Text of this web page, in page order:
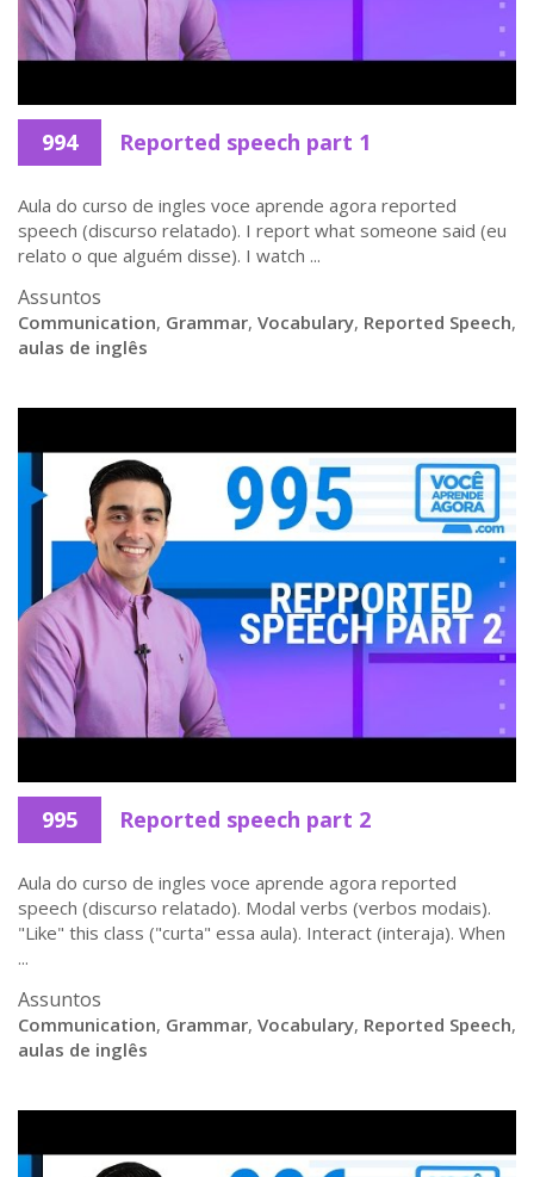
994 Reported speech part 1
Aula do curso de ingles voce aprende agora reported
speech (discurso relatado). I report what someone said (eu
relato o que alguém disse). I watch ...
Assuntos
Communication, Grammar, Vocabulary, Reported Speech,
aulas de inglês
995 Reported speech part 2
Aula do curso de ingles voce aprende agora reported
speech (discurso relatado). Modal verbs (verbos modais).
"Like" this class ("curta" essa aula). Interact (interaja). When
...
Assuntos
Communication, Grammar, Vocabulary, Reported Speech,
aulas de inglês